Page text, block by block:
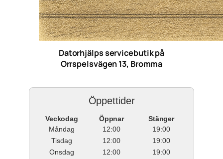
Datorhjälps servicebutik på
Orrspelsvägen 13, Bromma
Öppettider
Veckodag Öppnar
Stänger
Måndag
12:00
19:00
Tisdag
12:00
19:00
Onsdag
12:00
19:00